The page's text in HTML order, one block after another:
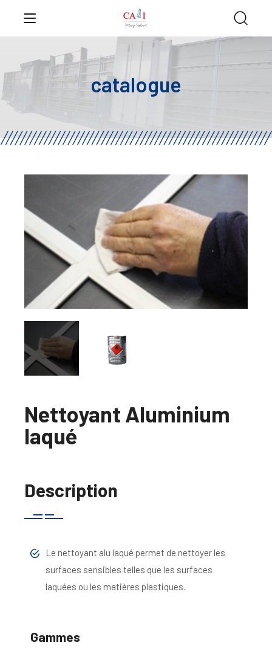
catalogue
Nettoyant Aluminium
laqué
Description
Le nettoyant alu laqué permet de nettoyer les
surfaces sensibles telles que les surfaces
laquées ou les matières plastiques.
Gammes